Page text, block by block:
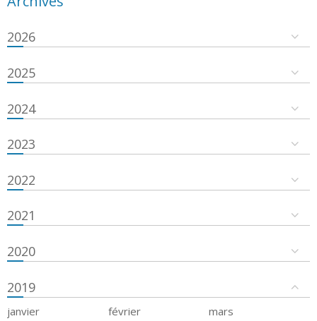
2026
2025
2024
2023
2022
2021
2020
2019
janvier février
mars